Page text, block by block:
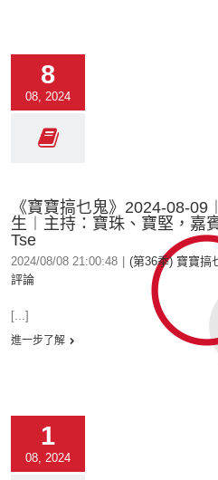
8
08, 2024
《寶寶搞乜鬼》2024-08-
生︱主持：寶珠、寶堅，嘉
Tse
2024/08/08 21:00:48 (第36季) 寶寶搞
評論
[...]
進一步了解
1
08, 2024